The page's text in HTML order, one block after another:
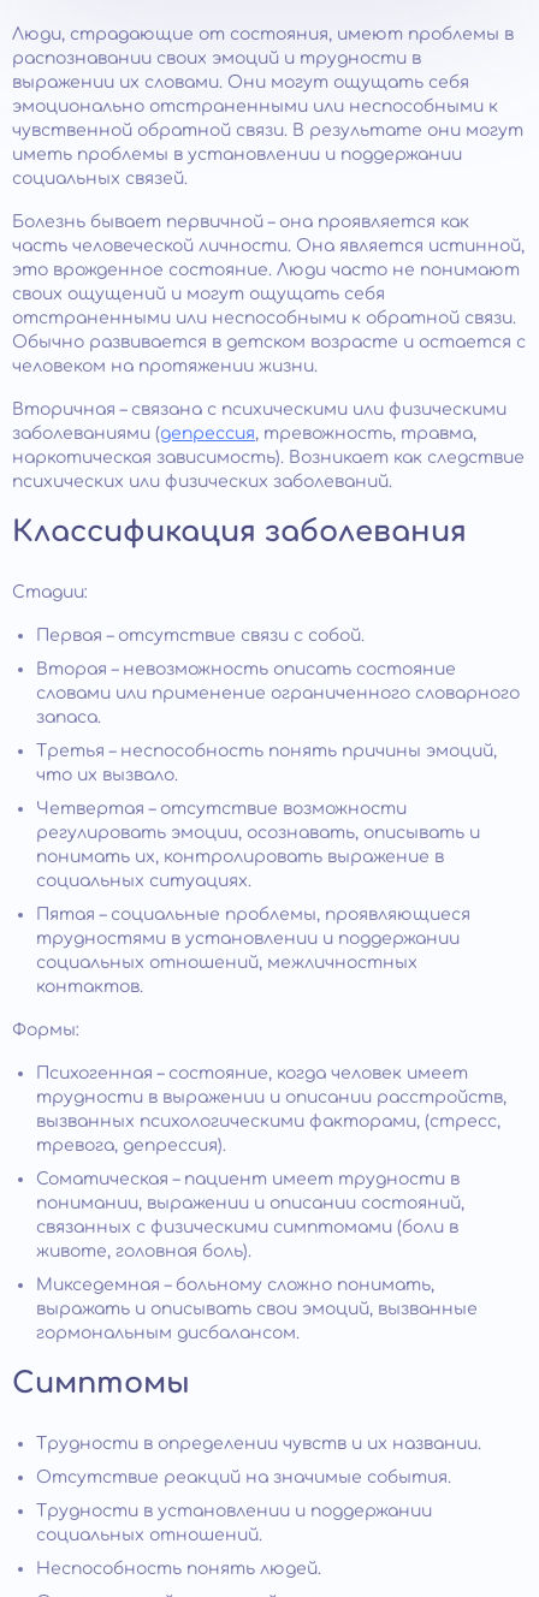
Люди, страдающие от состояния, имеют проблемы в
распознавании своих эмоций и трудности в
выражении их словами. Они могут ощущать себя
эмоционально отстраненными или неспособными к
чувственной обратной связи. В результате они могут
иметь проблемы в установлении и поддержании
социальных связей.
Болезнь бывает первичной – она проявляется как
часть человеческой личности. Она является истинной,
это врожденное состояние. Люди часто не понимают
своих ощущений и могут ощущать себя
отстраненными или неспособными к обратной связи.
Обычно развивается в детском возрасте и остается с
человеком на протяжении жизни.
Вторичная – связана с психическими или физическими
заболеваниями (депрессия, тревожность, травма,
наркотическая зависимость). Возникает как следствие
психических или физических заболеваний.
Классификация заболевания
Стадии:
Первая – отсутствие связи с собой.
Вторая – невозможность описать состояние
словами или применение ограниченного словарного
запаса.
Третья – неспособность понять причины эмоций,
что их вызвало.
Четвертая – отсутствие возможности
регулировать эмоции, осознавать, описывать и
понимать их, контролировать выражение в
социальных ситуациях.
Пятая – социальные проблемы, проявляющиеся
трудностями в установлении и поддержании
социальных отношений, межличностных
контактов.
Формы:
Психогенная – состояние, когда человек имеет
трудности в выражении и описании расстройств,
вызванных психологическими факторами, (стресс,
тревога, депрессия).
Соматическая – пациент имеет трудности в
понимании, выражении и описании состояний,
связанных с физическими симптомами (боли в
животе, головная боль).
Микседемная – больному сложно понимать,
выражать и описывать свои эмоций, вызванные
гормональным дисбалансом.
Симптомы
Трудности в определении чувств и их названии.
Отсутствие реакций на значимые события.
Трудности в установлении и поддержании
социальных отношений.
Неспособность понять людей.